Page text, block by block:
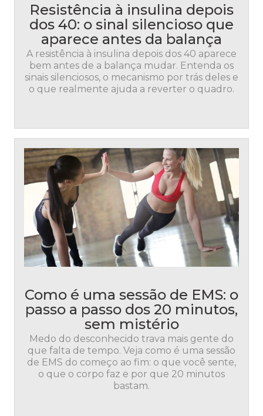
Resistência à insulina depois
dos 40: o sinal silencioso que
aparece antes da balança
A resistência à insulina depois dos 40 aparece
bem antes de a balança mudar. Entenda os
sinais silenciosos, o mecanismo por trás deles e
o que realmente ajuda a reverter o quadro.
Como é uma sessão de EMS: o
passo a passo dos 20 minutos,
sem mistério
Medo do desconhecido trava mais gente do
que falta de tempo. Veja como é uma sessão
de EMS do começo ao fim: o que você sente,
o que o corpo faz e por que 20 minutos
bastam.